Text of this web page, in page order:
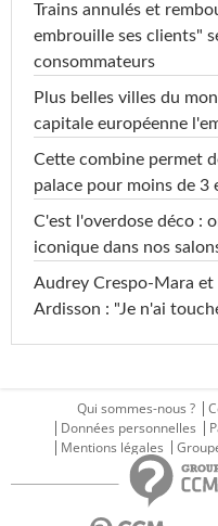
Trains annulés et
embrouille ses clients"
consommateurs
Plus belles villes du
capitale européenne
Cette combine permet
palace pour moins de 3
C'est l'overdose déco :
iconique dans nos
Audrey Crespo-Mara
Ardisson : "Je n'ai
Qui sommes-nous ?
Données personnelles
Mentions légales